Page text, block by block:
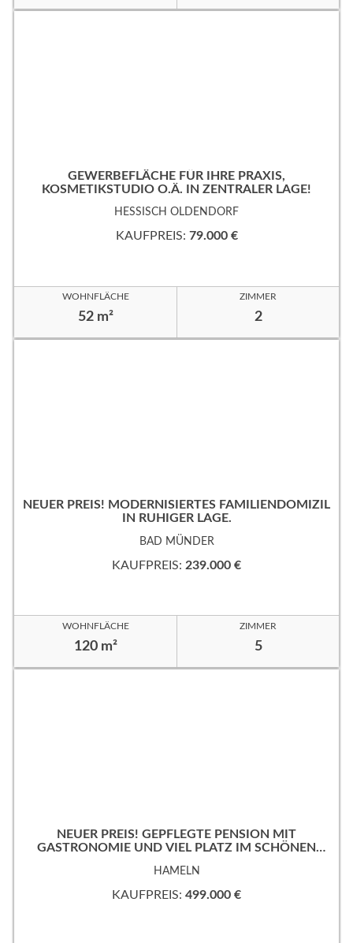
GEWERBEFLÄCHE FÜR IHRE PRAXIS,
KOSMETIKSTUDIO O.Ä. IN ZENTRALER LAGE!
HESSISCH OLDENDORF
KAUFPREIS: 79.000 €
WOHNFLÄCHE
52 m²
ZIMMER
2
NEUER PREIS! MODERNISIERTES FAMILIENDOMIZIL
IN RUHIGER LAGE.
BAD MÜNDER
KAUFPREIS: 239.000 €
WOHNFLÄCHE
120 m²
ZIMMER
5
NEUER PREIS! GEPFLEGTE PENSION MIT
GASTRONOMIE UND VIEL PLATZ IM SCHÖNEN
HAMELN
KAUFPREIS: 499.000 €